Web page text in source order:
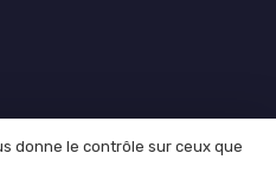
donne le contrôle sur ceux que